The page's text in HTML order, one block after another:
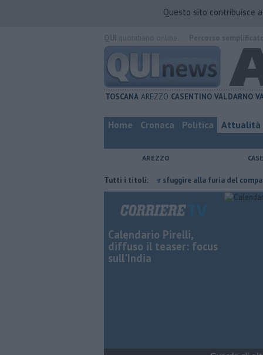
Questo sito contribuisce
TOSCANA AREZZO CASENTINO VALDARNO
Home Cronaca Politica Attualità
AREZZO
Tutti i titoli:
Nascosta in un bar per sfuggire alla furia del compagno
Calendario Pirelli,
diffuso il teaser: focus
sull'India